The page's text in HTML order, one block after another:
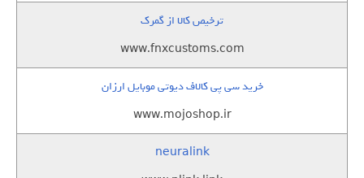
ترخیص کالا از گمرک
www.fnxcustoms.com
خرید سی پی کالاف دیوتی موبایل ارزان
www.mojoshop.ir
neuralink